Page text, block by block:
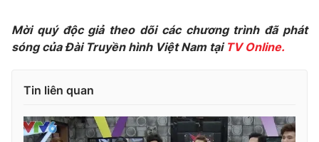
Mời quý độc giả theo dõi các chương trình đã phát
sóng của Đài Truyền hình Việt Nam tạiTV Online.
Tin liên quan